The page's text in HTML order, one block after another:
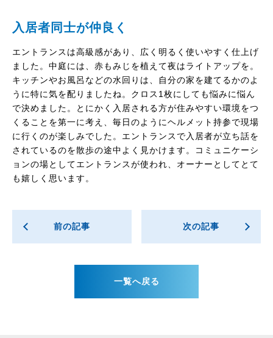
入居者同士が仲良く
エントランスは高級感があり、広く明るく使いやすく仕上げ
ました。中庭には、赤もみじを植えて夜はライトアップを。
キッチンやお風呂などの水回りは、自分の家を建てるかのよ
うに特に気を配りましたね。クロス1枚にしても悩みに悩ん
で決めました。とにかく入居される方が住みやすい環境をつ
くることを第一に考え、毎日のようにヘルメット持参で現場
に行くのが楽しみでした。エントランスで入居者が立ち話を
されているのを散歩の途中よく見かけます。コミュニケーシ
ョンの場としてエントランスが使われ、オーナーとしてとて
も嬉しく思います。
前の記事
一覧へ戻る
次の記事